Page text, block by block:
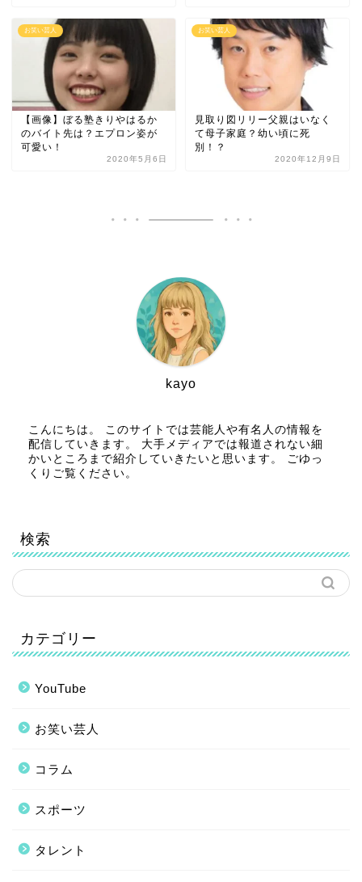
お笑い芸人
【画像】ぼる塾きりやはるか
のバイト先は？エプロン姿が
可愛い！
2020年5月6日
お笑い芸人
見取り図リリー父親はいなく
て母子家庭？幼い頃に死
別！？
2020年12月9日
kayo
こんにちは。 このサイトでは芸能人や有名人の情報を
配信していきます。 大手メディアでは報道されない細
かいところまで紹介していきたいと思います。 ごゆっ
くりご覧ください。
検索
カテゴリー
YouTube
お笑い芸人
コラム
スポーツ
タレント